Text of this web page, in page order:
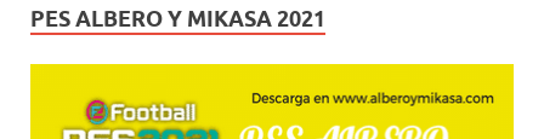
PES ALBERO Y MIKASA 2021